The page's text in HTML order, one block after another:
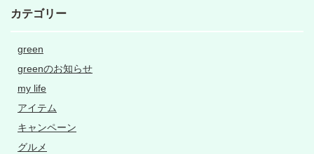
カテゴリー
green
greenのお知らせ
my life
アイテム
キャンペーン
グルメ